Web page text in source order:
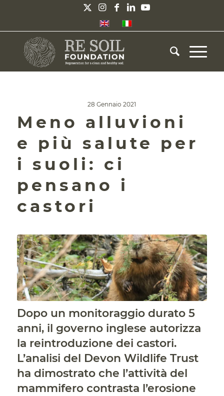
28 Gennaio 2021
Meno alluvioni
e più salute per
i suoli: ci
pensano i
castori
Dopo un monitoraggio durato 5
anni, il governo inglese autorizza
la reintroduzione dei castori.
L’analisi del Devon Wildlife Trust
ha dimostrato che l’attività del
mammifero contrasta l’erosione